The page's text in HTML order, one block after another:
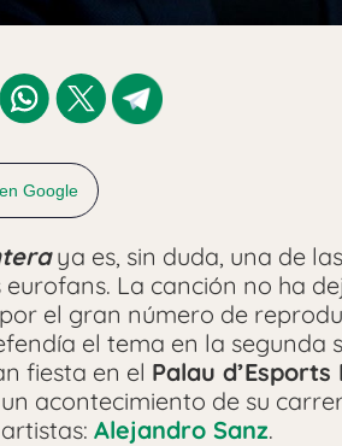
Google
ya es, sin duda, una de
La canción no ha
el gran número de
el tema en la segunda
fiesta en el Palau d’Esports
acontecimiento de su
Alejandro Sanz.